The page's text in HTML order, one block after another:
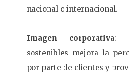
nacional o internacional.
Imagen corporativa:
sostenibles mejora la
por parte de clientes y